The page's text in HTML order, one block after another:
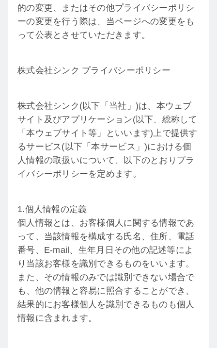
的の変更、またはその他プライバシーポリシ
ーの変更を行う際は、当ページへの変更をも
って公表とさせていただきます。
株式会社シンク プライバシーポリシー
株式会社シンク(以下「当社」)は、本ウェブ
サイト及びアプリケーション(以下、総称して
「本ウェブサイト等」といいます)上で提供す
るサービス(以下「本サービス」)における個
人情報の取扱いについて、以下のとおりプラ
イバシーポリシーを定めます。
1.個人情報の定義
個人情報とは、お客様個人に関する情報であ
って、当該情報を構成する氏名、住所、電話
番号、E-mail、生年月日その他の記述等によ
り当該お客様を識別できるものをいいます。
また、その情報のみでは識別できない場合で
も、他の情報と容易に照合することができ、
結果的にお客様個人を識別できるものも個人
情報に含まれます。